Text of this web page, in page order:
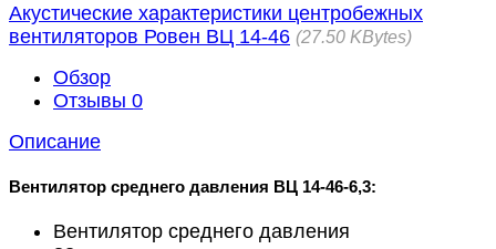
Акустические характеристики центробежных
вентиляторов Ровен ВЦ 14-46 27.50 KBytes
Обзор
Отзывы 0
Описание
Вентилятор среднего давления ВЦ 14-46-6,3:
Вентилятор среднего давления